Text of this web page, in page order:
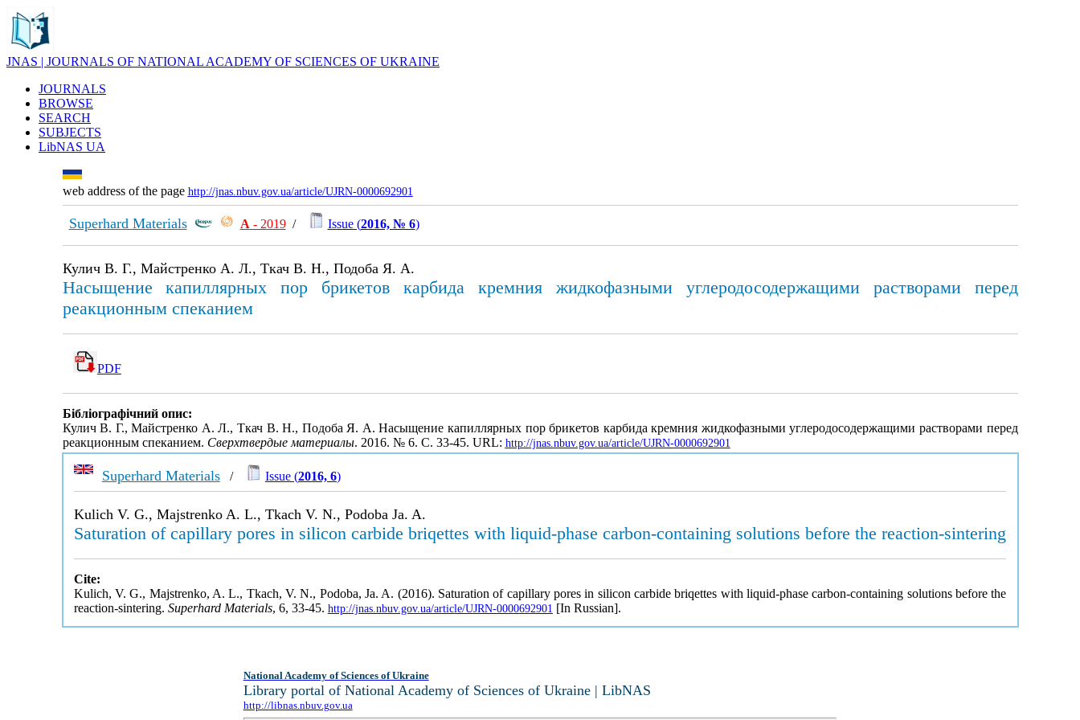
JNAS | JOURNALS OF NATIONAL ACADEMY OF SCIENCES OF UKRAINE
JOURNALS
BROWSE
SEARCH
SUBJECTS
LibNAS UA
web address of the page http://jnas.nbuv.gov.ua/article/UJRN-0000692901
Superhard Materials А - 2019/ Issue (2016, № 6)
Кулич В. Г., Майстренко А. Л., Ткач В. Н., Подоба Я. А.
Насыщение капиллярных пор брикетов карбида кремния жидкофазными углеродосодержащими растворами перед
реакционным спеканием
PDF
Бібліографічний опис:
Кулич В. Г., Майстренко А. Л., Ткач В. Н., Подоба Я. А. Насыщение капиллярных пор брикетов карбида кремния жидкофазными углеродосодержащими растворами перед
реакционным спеканием. Сверхтвердые материалы. 2016. № 6. С. 33-45. URL: http://jnas.nbuv.gov.ua/article/UJRN-0000692901
Superhard Materials/ Issue (2016, 6)
Kulich V. G., Majstrenko A. L., Tkach V. N., Podoba Ja. A.
Saturation of capillary pores in silicon carbide briqettes with liquid-phase carbon-containing solutions before the reaction-sintering
Cite:
Kulich, V. G., Majstrenko, A. L., Tkach, V. N., Podoba, Ja. A. (2016). Saturation of capillary pores in silicon carbide briqettes with liquid-phase carbon-containing solutions before the
reaction-sintering. Superhard Materials, 6, 33-45. http://jnas.nbuv.gov.ua/article/UJRN-0000692901 [In Russian].
National Academy of Sciences of Ukraine
Library portal of National Academy of Sciences of Ukraine | LibNAS
http://libnas.nbuv.gov.ua